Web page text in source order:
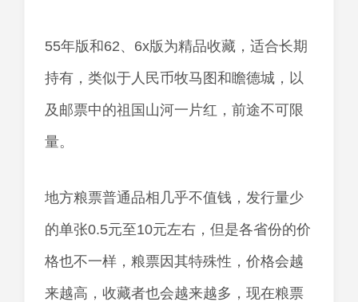
55年版和62、6x版为精品收藏，适合长期
持有，类似于人民币牧马图和瞻德城，以
及邮票中的祖国山河一片红，前途不可限
量。
地方粮票普通品相几乎不值钱，发行量少
的单张0.5元至10元左右，但是各省份的价
格也不一样，粮票因其特殊性，价格会越
来越高，收藏者也会越来越多，现在粮票